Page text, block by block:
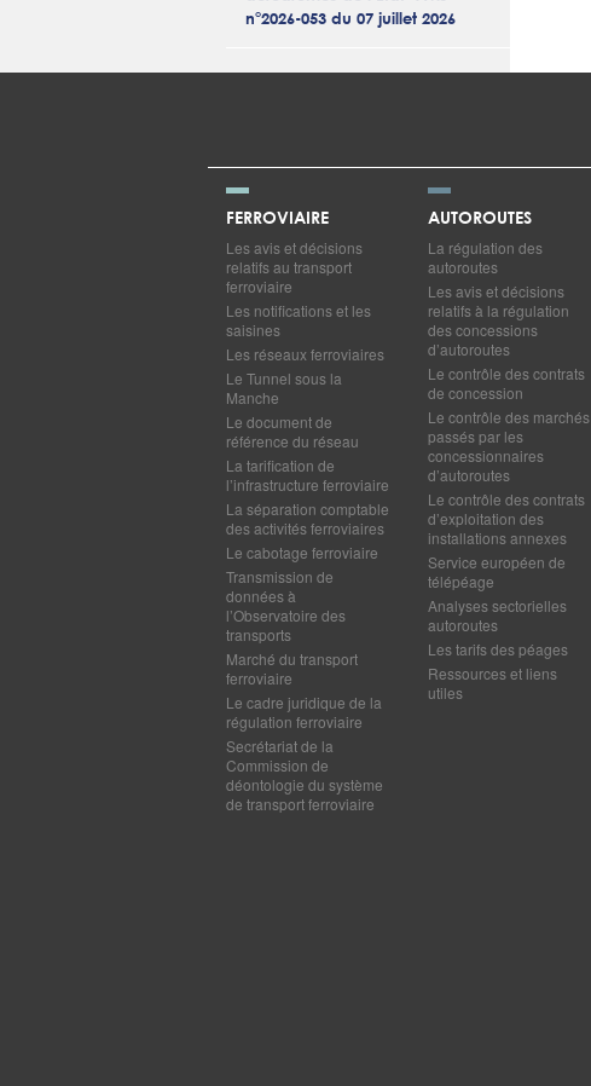
n°2026-053 du 07 juillet 2026
FERROVIAIRE
Les avis et décisions
relatifs au transport
ferroviaire
Les notifications et les
saisines
Les réseaux ferroviaires
Le Tunnel sous la
Manche
Le document de
référence du réseau
La tarification de
l’infrastructure ferroviaire
La séparation comptable
des activités ferroviaires
Le cabotage ferroviaire
Transmission de
données à
l’Observatoire des
transports
Marché du transport
ferroviaire
Le cadre juridique de la
régulation ferroviaire
Secrétariat de la
Commission de
déontologie du système
de transport ferroviaire
AUTOROUTES
La régulation des
autoroutes
Les avis et décisions
relatifs à la régulation
des concessions
d’autoroutes
Le contrôle des contrats
de concession
Le contrôle des marchés
passés par les
concessionnaires
d’autoroutes
Le contrôle des contrats
d’exploitation des
installations annexes
Service européen de
télépéage
Analyses sectorielles
autoroutes
Les tarifs des péages
Ressources et liens
utiles